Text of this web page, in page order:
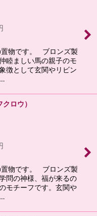
置物です。 ブロンズ製
睦ましい馬の親子のモ
徴として玄関やリビン
ロウ）
置物です。 ブロンズ製
問の神様、福が来るの
モチーフです。玄関や